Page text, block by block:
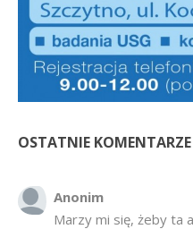
OSTATNIE KOMENTARZE
Anonim
Marzy mi się, żeby ta